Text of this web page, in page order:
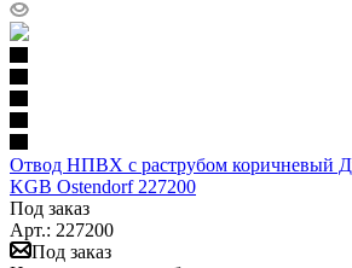
Отвод НПВХ с раструбом коричневый
KGB Ostendorf 227200
Под заказ
Арт.: 227200
Под заказ